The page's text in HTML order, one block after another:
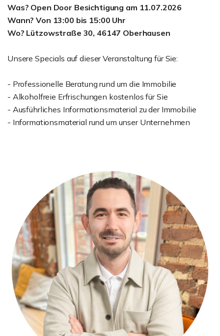
Was? Open Door Besichtigung am 11.07.2026
Wann? Von 13:00 bis 15:00 Uhr
Wo? Lützowstraße 30, 46147 Oberhausen
Unsere Specials auf dieser Veranstaltung für Sie:
- Professionelle Beratung rund um die Immobilie
- Alkoholfreie Erfrischungen kostenlos für Sie
- Ausführliches Informationsmaterial zu der Immobilie
- Informationsmaterial rund um unser Unternehmen